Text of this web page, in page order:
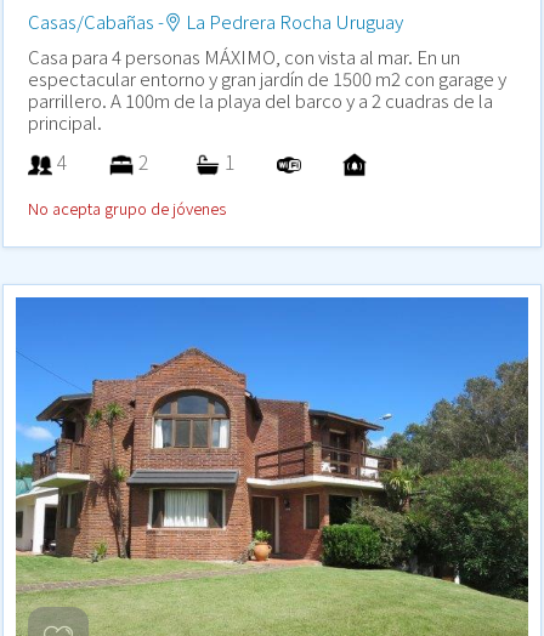
Casas/Cabañas -
La Pedrera Rocha Uruguay
Casa para 4 personas MÁXIMO, con vista al mar. En un
espectacular entorno y gran jardín de 1500 m2 con garage y
parrillero. A 100m de la playa del barco y a 2 cuadras de la
principal.
4 2 1
No acepta grupo de jóvenes